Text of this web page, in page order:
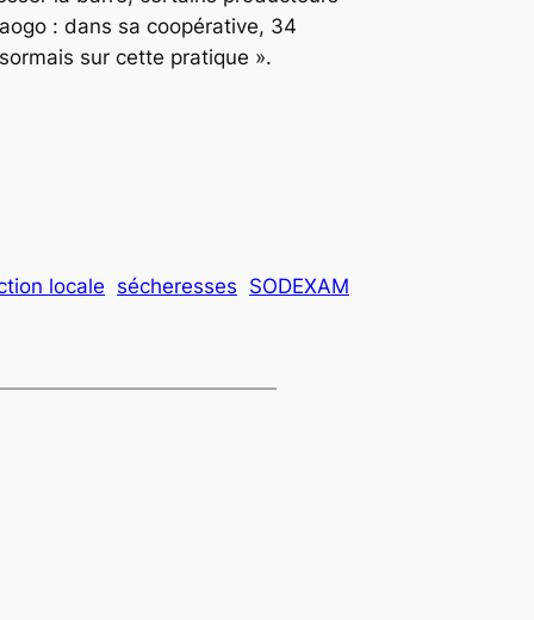
: dans sa coopérative, 34
sur cette pratique ».
locale sécheresses SODEXAM